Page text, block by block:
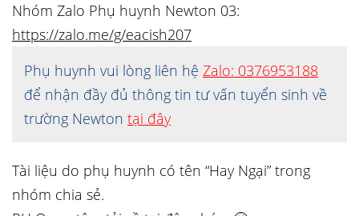
Nhóm Zalo Phụ huynh Newton 03:
https://zalo.me/g/eacish207
Phụ huynh vui lòng liên hệ Zalo: 0376953188
để nhận đầy đủ thông tin tư vấn tuyển sinh về
trường Newton tại đây
Tài liệu do phụ huynh có tên “Hay Ngại” trong
nhóm chia sẻ.